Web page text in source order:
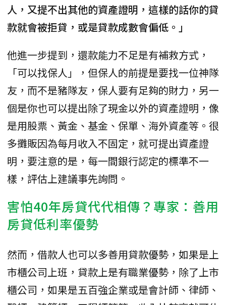
人，又提不出其他的資產證明，這樣的話你的貸
款就會被拒貸，或是貸款成數會偏低。」
他進一步提到，還款能力不足是有補救方式，
「可以找保人」，但保人的前提是要找一位神隊
友，而不是豬隊友，保人要有足夠的財力，另一
個是你也可以提出除了現金以外的資產證明，像
是用股票、黃金、基金、保單、海外資產等。很
多攤販因為每月收入不固定，就可提出資產證
明，要注意的是，每一間銀行認定的標準不一
樣，評估上建議事先詢問。
害怕40年房貸代代相傳？專家：善用
房貸低利率優勢
然而，借款人也可以多善用貸款優勢，如果是上
市櫃公司上班，貸款上是有職業優勢，除了上市
櫃公司，如果是五百強企業或是會計師、律師、